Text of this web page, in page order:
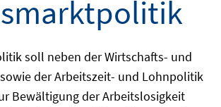
soll neben der Wirtschafts- und
der Arbeitszeit- und Lohnpolitik
Bewältigung der Arbeitslosigkeit